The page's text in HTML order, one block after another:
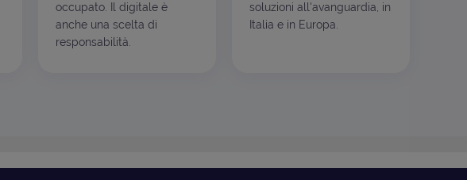
occupato. Il digitale è
anche una scelta di
responsabilità.
soluzioni all'avanguardia, in
Italia e in Europa.